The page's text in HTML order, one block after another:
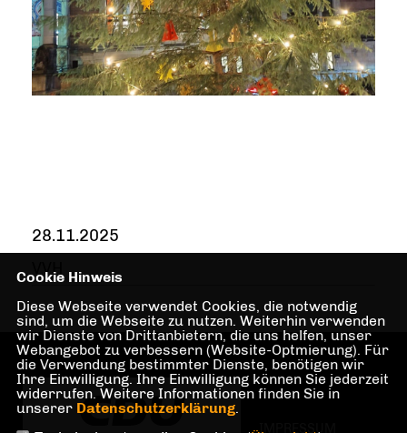
28.11.2025
VVH
IMPRESSUM
Cookie Hinweis
Diese Webseite verwendet Cookies, die notwendig
sind, um die Webseite zu nutzen. Weiterhin verwenden
wir Dienste von Drittanbietern, die uns helfen, unser
Webangebot zu verbessern (Website-Optmierung). Für
die Verwendung bestimmter Dienste, benötigen wir
Ihre Einwilligung. Ihre Einwilligung können Sie jederzeit
widerrufen. Weitere Informationen finden Sie in
unserer Datenschutzerklärung.